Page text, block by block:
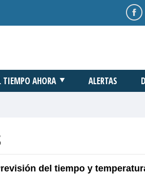
TIEMPO AHORA ALERTAS
del tiempo y